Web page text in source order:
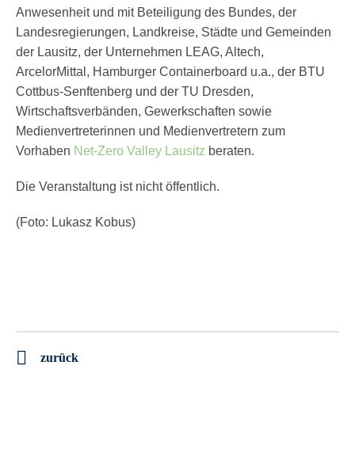
Anwesenheit und mit Beteiligung des Bundes, der
Landesregierungen, Landkreise, Städte und Gemeinden
der Lausitz, der Unternehmen LEAG, Altech,
ArcelorMittal, Hamburger Containerboard u.a., der BTU
Cottbus-Senftenberg und der TU Dresden,
Wirtschaftsverbänden, Gewerkschaften sowie
Medienvertreterinnen und Medienvertretern zum
Vorhaben Net-Zero Valley Lausitz beraten.
Die Veranstaltung ist nicht öffentlich.
(Foto: Lukasz Kobus)
zurück